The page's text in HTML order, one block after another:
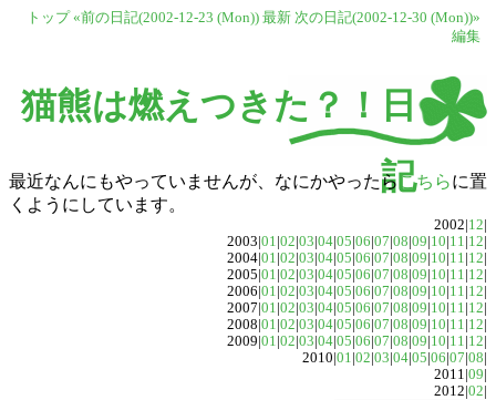
トップ «前の日記(2002-12-23 (Mon)) 最新 次の日記(2002-12-30 (Mon))»
編集
猫熊は燃えつきた？！日
記
最近なんにもやっていませんが、なにかやったら こちらに置
くようにしています。
2002|12|
2003|01|02|03|04|05|06|07|08|09|10|11|12|
2004|01|02|03|04|05|06|07|08|09|10|11|12|
2005|01|02|03|04|05|06|07|08|09|10|11|12|
2006|01|02|03|04|05|06|07|08|09|10|11|12|
2007|01|02|03|04|05|06|07|08|09|10|11|12|
2008|01|02|03|04|05|06|07|08|09|10|11|12|
2009|01|02|03|04|05|06|07|08|09|10|11|12|
2010|01|02|03|04|05|06|07|08|
2011|09|
2012|02|